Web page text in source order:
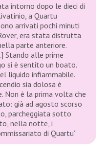
intorno dopo le dieci di
a Quartu
arrivati pochi minuti
era stata distrutta
parte anteriore.
Stando alle prime
si è sentito un boato.
liquido infiammabile.
sia dolosa è
Non è la prima volta che
già ad agosto scorso
parcheggiata sotto
nella notte, i
di Quartu”